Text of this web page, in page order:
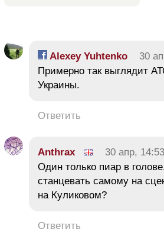
Alexey Yuhtenko 30
Примерно так выглядит
Украины.
Ответить
Anthrax 30 апр, 14:53
Один только пиар в
станцевать самому на
на Куликовом?
Ответить